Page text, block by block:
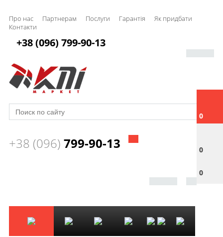
Про нас Партнерам Послуги Гарантія
Як придбати
Контакти
0
0
0
+38 (096) 799-90-13
+38 (096) 799-90-13